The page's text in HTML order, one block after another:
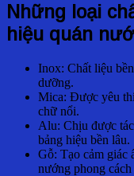
Những loại
hiệu quán
Inox: Chất liệu
dưỡng.
Mica: Được yêu
chữ nổi.
Alu: Chịu được
bảng hiệu bền lâu.
Gỗ: Tạo cảm giác
nướng phong